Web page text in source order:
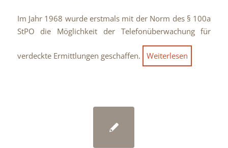
Im Jahr 1968 wurde erstmals mit der Norm des § 100a
StPO die Möglichkeit der Telefonüberwachung für
verdeckte Ermittlungen geschaffen. Weiterlesen